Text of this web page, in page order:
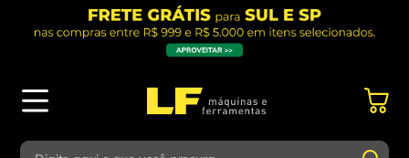
Digite aqui o que você procura